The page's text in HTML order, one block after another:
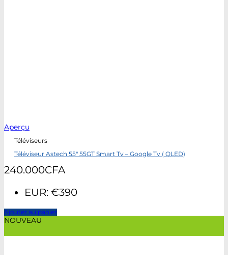
Aperçu
Téléviseurs
Téléviseur Astech 55″ 55GT Smart Tv – Google Tv ( QLED)
240.000CFA
EUR: €390
Ajouter au panier
NOUVEAU